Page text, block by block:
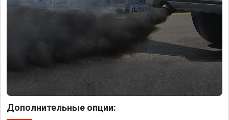
Дополнительные опции: